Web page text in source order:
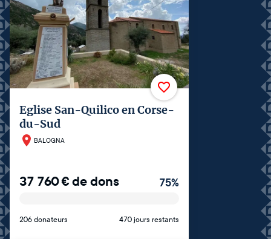
Eglise San-Quilico en Corse-
du-Sud
BALOGNA
37 760€de dons 75%
206 donateurs 470 jours restants